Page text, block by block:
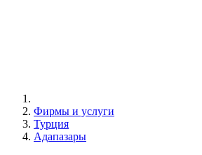
Фирмы и услуги
Турция
Адапазары